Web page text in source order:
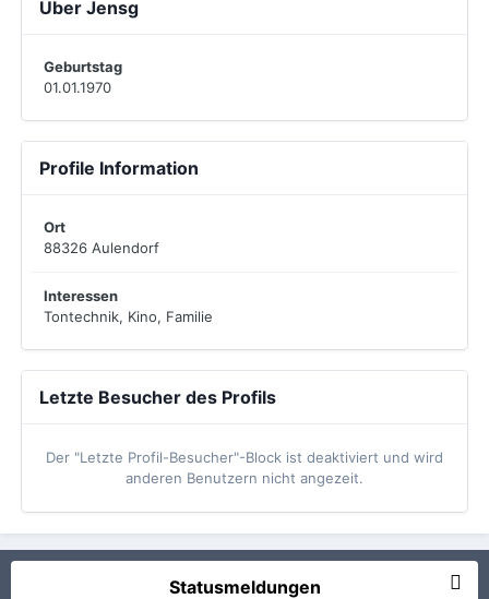
Über Jensg
Geburtstag
01.01.1970
Profile Information
Ort
88326 Aulendorf
Interessen
Tontechnik, Kino, Familie
Letzte Besucher des Profils
Der "Letzte Profil-Besucher"-Block ist deaktiviert und wird
anderen Benutzern nicht angezeit.
Statusmeldungen